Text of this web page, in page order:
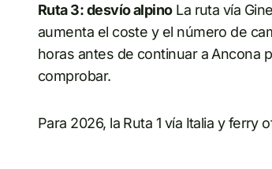
Ruta 3: desvío alpinoLa ruta vía
aumenta el coste y el número de
horas antes de continuar a Ancona
comprobar.
Para 2026, la Ruta 1 vía Italia y ferry